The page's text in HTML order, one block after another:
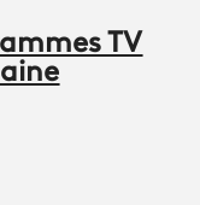
TV
article sur
cet article sur